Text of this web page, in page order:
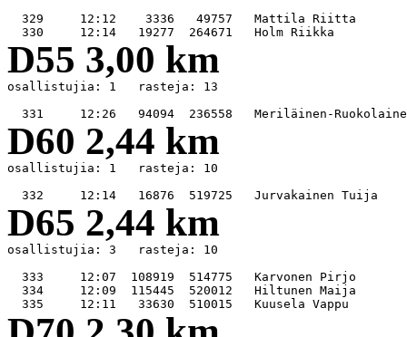
329     12:12    3336   49757
D55 3,00 km
osallistujia: 1   rasteja: 13
D60 2,44 km
osallistujia: 1   rasteja: 10
D65 2,44 km
osallistujia: 3   rasteja: 10
333     12:07  108919  514775
334     12:09  115445  520012